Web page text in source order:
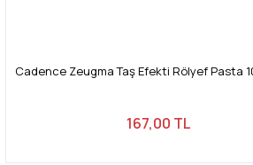
Cadence Zeugma Taş Efekti Rölyef Pasta
167,00 TL